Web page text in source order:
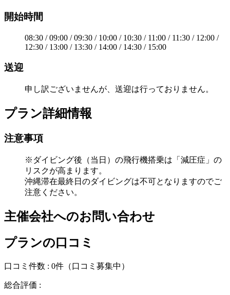
開始時間
08:30 / 09:00 / 09:30 / 10:00 / 10:30 / 11:00 / 11:30 / 12:00 /
12:30 / 13:00 / 13:30 / 14:00 / 14:30 / 15:00
送迎
申し訳ございませんが、送迎は行っておりません。
プラン詳細情報
注意事項
※ダイビング後（当日）の飛行機搭乗は「減圧症」の
リスクが高まります。
沖縄滞在最終日のダイビングは不可となりますのでご
注意ください。
主催会社へのお問い合わせ
プランの口コミ
口コミ件数 : 0件 （口コミ募集中）
総合評価 :